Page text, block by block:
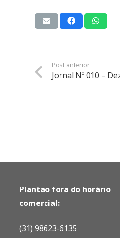
Post anterior
Jornal Nº 010 –
Plantão fora do horário
comercial:
(31) 98623-6135